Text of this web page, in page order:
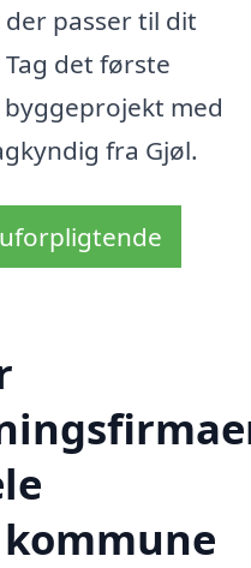
passer til dit
det første
med
fra Gjøl.